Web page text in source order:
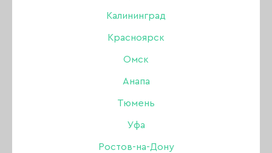
Калининград
Красноярск
Омск
Анапа
Тюмень
Уфа
Ростов-на-Дону
камуфлирующий №8,